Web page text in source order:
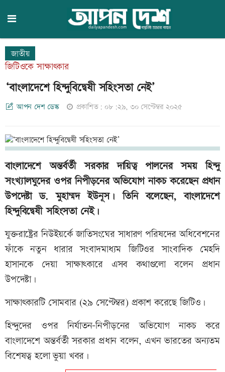
জাতীয়
জিটিওকে সাক্ষাৎকার
‘বাংলাদেশে হিন্দুবিদ্বেষী সহিংসতা নেই’
আপন দেশ ডেস্ক প্রকাশিত: ০৮:২৯, ৩০ সেপ্টেম্বর ২০২৫
বাংলাদেশে অন্তর্বর্তী সরকার দায়িত্ব পালনের সময় হিন্দু
সংখ্যালঘুদের ওপর নিপীড়নের অভিযোগ নাকচ করেছেন প্রধান
উপদেষ্টা ড. মুহাম্মদ ইউনূস। তিনি বলেছেন, বাংলাদেশে
হিন্দুবিদ্বেষী সহিংসতা নেই।
যুক্তরাষ্ট্রের নিউইয়র্কে জাতিসংঘের সাধারণ পরিষদের অধিবেশনের
ফাঁকে নতুন ধারার সংবাদমাধ্যম জিটিওর সাংবাদিক মেহদি
হাসানকে দেয়া সাক্ষাৎকারে এসব কথাগুলো বলেন প্রধান
উপদেষ্টা।
সাক্ষাৎকারটি সোমবার (২৯ সেপ্টেম্বর) প্রকাশ করেছে জিটিও।
হিন্দুদের ওপর নির্যাতন–নিপীড়নের অভিযোগ নাকচ করে
বাংলাদেশে অন্তর্বর্তী সরকার প্রধান বলেন, এখন ভারতের অন্যতম
বিশেষত্ব হলো ভুয়া খবর।